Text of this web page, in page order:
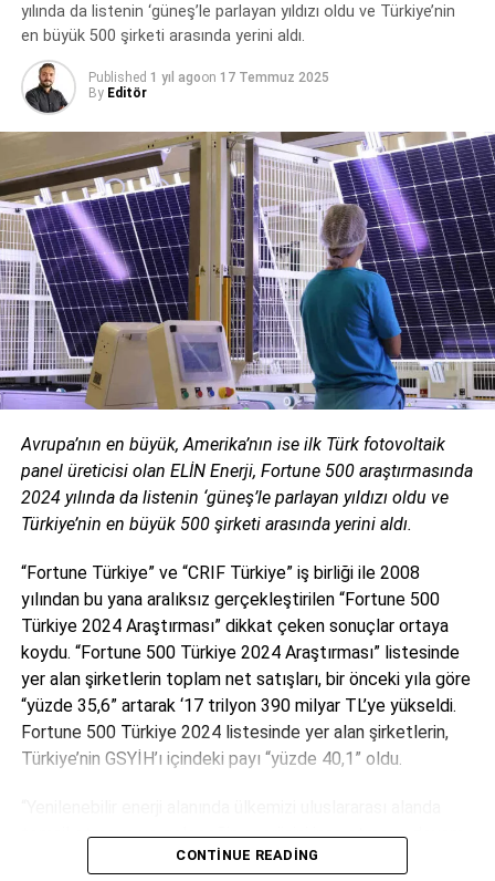
Yaptığımız çatı güneş enerjisi yatırımını tam kapasite
devreye aldıktan sonra yıllık elektrik ihtiyacımızın yaklaşık
%35-%40’ını buradan sağlamayı planlıyoruz.
Neden yenilenebilir enerjiyi tercih ettiniz?
Berdan Cıvata’nın sürdürülebilirlik anlayışı
hakkında bilgi alabilir miyiz?
Berdan Cıvata’nın sürdürülebilir büyümesi; çevre
koşullarımızı koruyarak, doğaya saygı duyarak mümkün
olabilir. Bizim politikamız bu: doğayı kirletmeden büyümek.
Güneş enerjisini bu yüzden tercih ettik. Yine bu kapsamda
fabrika içinde kullandığımız dizel forkliftlerimizi elektrikli
tesisimizde patenti bize ait olan bir yöntemle ürünlerin
yüzey temizliğinde asit kullanımını tamamen ortadan
kaldırarak çevre kirliliğini önledik.
Yenilenebilir enerji alanındaki faaliyetleriniz
ve çözümleriniz hakkında bilgi alabilir
miyiz?
yurtiçi ve yurtdışındaki RES projelerine bağlantı elemanları
üretmeye başladık. Türkiye’de bu alanda ilk olduğumuz için
yılında da listenin ‘güneş’le parlayan yıldızı oldu ve Türkiye’nin
en büyük 500 şirketi arasında yerini aldı.
Published 1 yıl agoon 17 Temmuz 2025
By Editör
Avrupa’nın en büyük, Amerika’nın ise ilk Türk fotovoltaik
panel üreticisi olan ELİN Enerji, Fortune 500 araştırmasında
2024 yılında da listenin ‘güneş’le parlayan yıldızı oldu ve
Türkiye’nin en büyük 500 şirketi arasında yerini aldı.
“Fortune Türkiye” ve “CRIF Türkiye” iş birliği ile 2008
yılından bu yana aralıksız gerçekleştirilen “Fortune 500
Türkiye 2024 Araştırması” dikkat çeken sonuçlar ortaya
koydu. “Fortune 500 Türkiye 2024 Araştırması” listesinde
yer alan şirketlerin toplam net satışları, bir önceki yıla göre
“yüzde 35,6” artarak ‘17 trilyon 390 milyar TL’ye yükseldi.
Fortune 500 Türkiye 2024 listesinde yer alan şirketlerin,
Türkiye’nin GSYİH’ı içindeki payı “yüzde 40,1” oldu.
temsil etmeye ve geleceğin enerjisini inşa etmeye devam
edeceğiz” diyen ELİN Enerji Yönetim Kurulu Başkanı Arda
CONTINUE READING